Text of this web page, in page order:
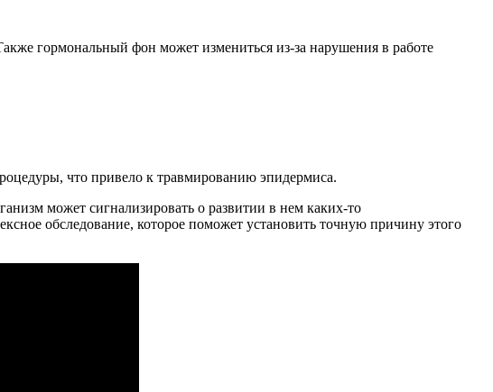
гормональный фон может измениться из-за нарушения в работе
что привело к травмированию эпидермиса.
может сигнализировать о развитии в нем каких-то
обследование, которое поможет установить точную причину этого